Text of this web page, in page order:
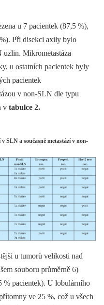
u 7 pacientek (87,5 %),
Při disekci axily bylo
uzlin. Mikrometastáza
u ostatních pacientek byly
pacientek
v non-SLN dle typu
v tabulce 2.
SLN a současně metastází v non-
u tumorů velikosti nad
souboru průměrně 6)
% pacientek). U lobulárního
ve 25 %, což u všech